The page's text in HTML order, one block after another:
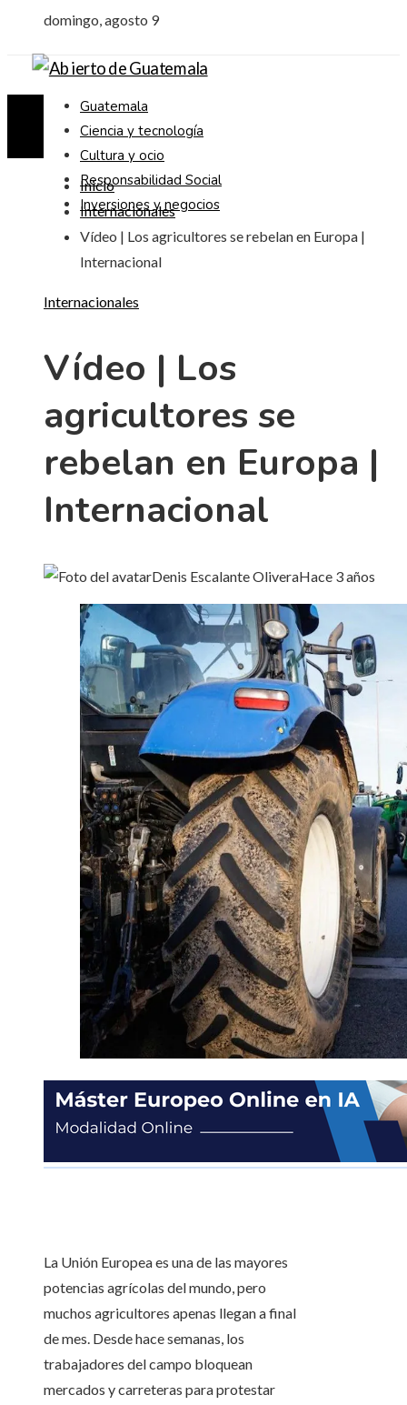
domingo, agosto 9
Guatemala
Ciencia y tecnología
Cultura y ocio
Responsabilidad Social
Inversiones y negocios
Inicio
Internacionales
Vídeo | Los agricultores se rebelan en Europa |
Internacional
Internacionales
Vídeo | Los
agricultores se
rebelan en Europa |
Internacional
Denis Escalante OliveraHace 3 años
La Unión Europea es una de las mayores
potencias agrícolas del mundo, pero
muchos agricultores apenas llegan a final
de mes. Desde hace semanas, los
trabajadores del campo bloquean
mercados y carreteras para protestar